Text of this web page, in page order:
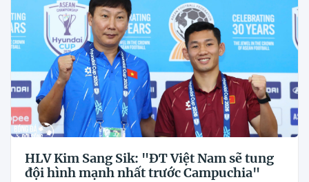
HLV Kim Sang Sik: "ĐT Việt Nam sẽ tung
đội hình mạnh nhất trước Campuchia"